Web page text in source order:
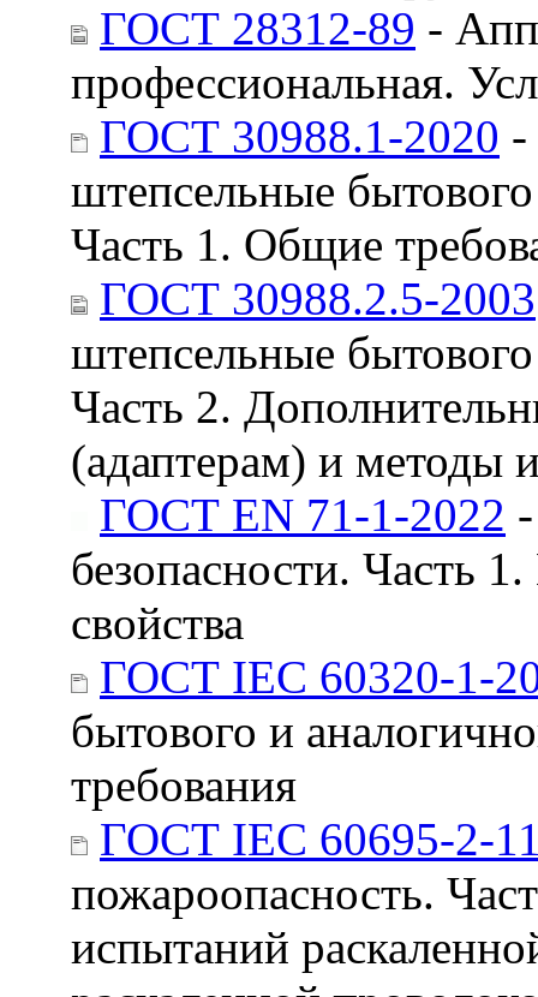
ГОСТ 28312-89 -
профессиональная.
ГОСТ 30988.1-2020 -
штепсельные
Часть 1. Общие
ГОСТ 30988.2.5-2003
штепсельные
Часть 2.
(адаптерам) и методы
ГОСТ EN 71-1-2022
безопасности. Часть
свойства
ГОСТ IEC 60320-1-
бытового и
требования
ГОСТ IEC 60695-2-
пожароопасность.
испытаний